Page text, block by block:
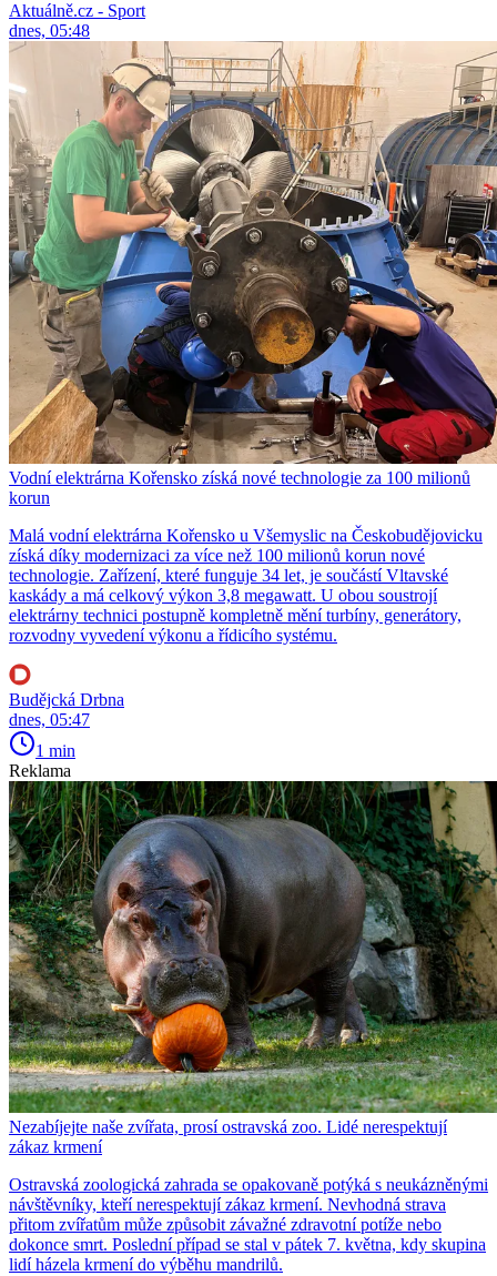
Aktuálně.cz - Sport
dnes, 05:48
Vodní elektrárna Kořensko získá nové technologie za 100 milionů
korun
Malá vodní elektrárna Kořensko u Všemyslic na Českobudějovicku
získá díky modernizaci za více než 100 milionů korun nové
technologie. Zařízení, které funguje 34 let, je součástí Vltavské
kaskády a má celkový výkon 3,8 megawatt. U obou soustrojí
elektrárny technici postupně kompletně mění turbíny, generátory,
rozvodny vyvedení výkonu a řídicího systému.
Budějcká Drbna
dnes, 05:47
1 min
Reklama
Nezabíjejte naše zvířata, prosí ostravská zoo. Lidé nerespektují
zákaz krmení
Ostravská zoologická zahrada se opakovaně potýká s neukázněnými
návštěvníky, kteří nerespektují zákaz krmení. Nevhodná strava
přitom zvířatům může způsobit závažné zdravotní potíže nebo
dokonce smrt. Poslední případ se stal v pátek 7. května, kdy skupina
lidí házela krmení do výběhu mandrilů.